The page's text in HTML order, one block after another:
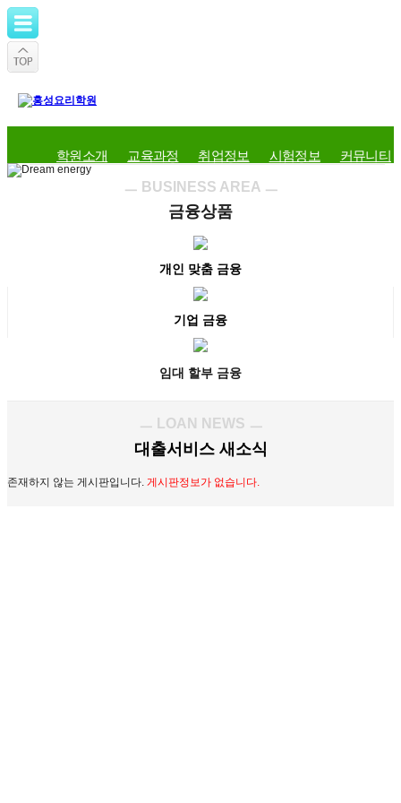
학원소개 교육과정 취업정보 시험정보 커뮤니티
ㅡ BUSINESS AREA ㅡ
금융상품
개인 맞춤 금융
기업 금융
임대 할부 금융
ㅡ LOAN NEWS ㅡ
대출서비스 새소식
존재하지 않는 게시판입니다. 게시판정보가 없습니다.